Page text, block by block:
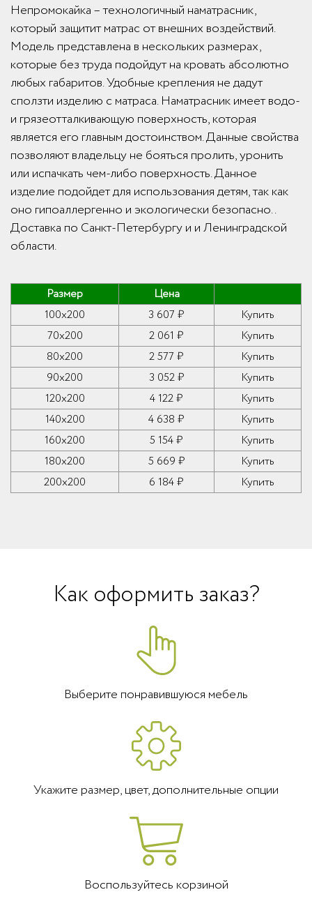
Непромокайка – технологичный наматрасник,
который защитит матрас от внешних воздействий.
Модель представлена в нескольких размерах,
которые без труда подойдут на кровать абсолютно
любых габаритов. Удобные крепления не дадут
сползти изделию с матраса. Наматрасник имеет водо-
и грязеотталкивающую поверхность, которая
является его главным достоинством. Данные свойства
позволяют владельцу не бояться пролить, уронить
или испачкать чем-либо поверхность. Данное
изделие подойдет для использования детям, так как
оно гипоаллергенно и экологически безопасно..
Доставка по Санкт-Петербургу и и Ленинградской
области.
Размер
Цена
100x200
3 607 ₽
Купить
70x200
2 061 ₽
Купить
80x200
2 577 ₽
Купить
90x200
3 052 ₽
Купить
120x200
4 122 ₽
Купить
140x200
4 638 ₽
Купить
160x200
5 154 ₽
Купить
180x200
5 669 ₽
Купить
200x200
6 184 ₽ Купить
Как оформить заказ?
Выберите понравившуюся мебель
Укажите размер, цвет, дополнительные опции
Воспользуйтесь корзиной